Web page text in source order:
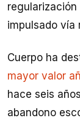
impulsado vía
Cuerpo ha
mayor valor
hace seis
abandono